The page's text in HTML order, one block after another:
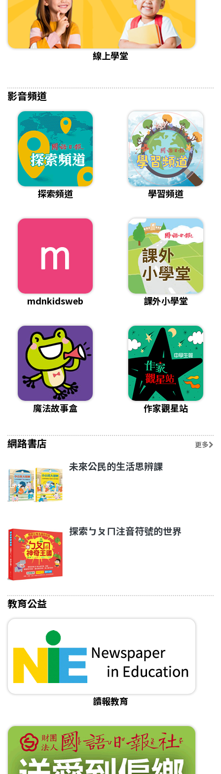
線上學堂
影音頻道
探索頻道 學習頻道
mdnkidsweb 課外小學堂
魔法故事盒 作家觀星站
網路書店 更多
未來公民的生活思辨課
探索ㄅㄆㄇ注音符號的世界
教育公益
讀報教育